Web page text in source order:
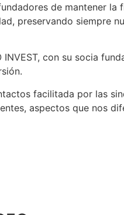
de mantener
preservando siempre
con su socia
facilitada por las
aspectos que nos